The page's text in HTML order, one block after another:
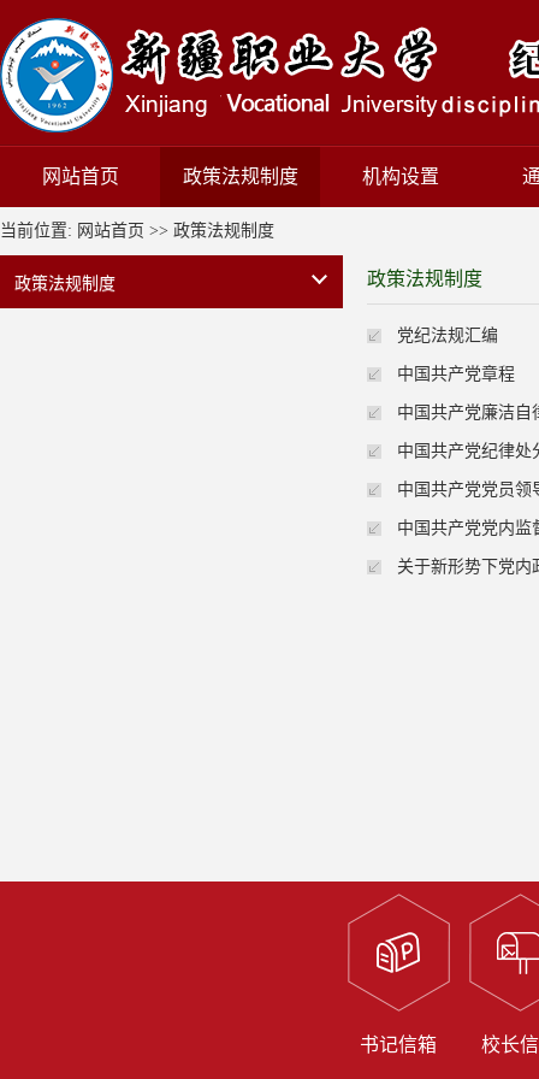
网站首页 政策法规制度 机构设置
当前位置: 网站首页 >> 政策法规制度
政策法规制度 政策法规制度
党纪法规汇编
中国共产党章程
中国共产党廉洁自
中国共产党纪律处
中国共产党党员领
中国共产党党内监
关于新形势下党内
书记信箱 校长